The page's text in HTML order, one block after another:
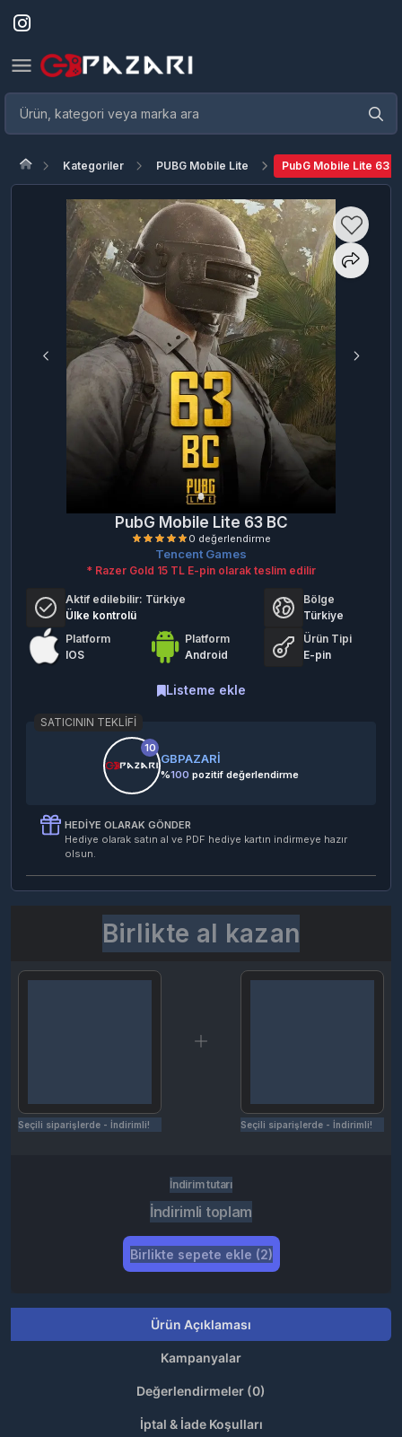
Kategoriler PUBG Mobile Lite PubG Mobile Lite 63
PubG Mobile Lite 63 BC
Tencent Games
* Razer Gold 15 TL E-pin olarak teslim edilir
Aktif edilebilir: Türkiye
Ülke kontrolü
Bölge
Türkiye
Platform
IOS
Platform
Android
Ürün Tipi
E-pin
Listeme ekle
SATICININ TEKLIFI
10
GBPAZARİ
%100 pozitif değerlendirme
HEDIYE OLARAK GÖNDER
Hediye olarak satın al ve PDF hediye kartın indirmeye hazır
olsun.
Birlikte al kazan
Seçili siparişlerde - İndirimli! Seçili siparişlerde - İndirimli!
İndirim tutarı
İndirimli toplam
Birlikte sepete ekle (2)
Ürün Açıklaması
Kampanyalar
Değerlendirmeler (0)
İptal & İade Koşulları